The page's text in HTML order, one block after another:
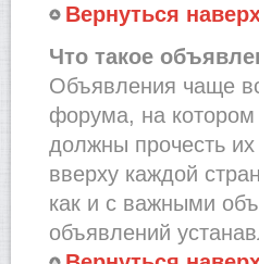
Вернуться
Что такое
Объявления чаще
форума, на
должны прочесть
вверху каждой
как и с важными
объявлений